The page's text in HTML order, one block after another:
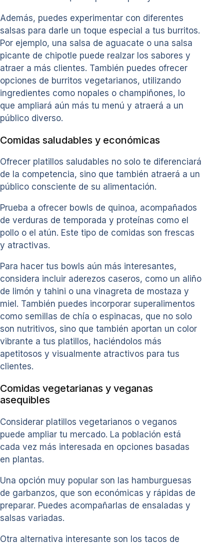
Además, puedes experimentar con diferentes
salsas para darle un toque especial a tus burritos.
Por ejemplo, una salsa de aguacate o una salsa
picante de chipotle puede realzar los sabores y
atraer a más clientes. También puedes ofrecer
opciones de burritos vegetarianos, utilizando
ingredientes como nopales o champiñones, lo
que ampliará aún más tu menú y atraerá a un
público diverso.
Comidas saludables y económicas
Ofrecer platillos saludables no solo te diferenciará
de la competencia, sino que también atraerá a un
público consciente de su alimentación.
Prueba a ofrecer bowls de quinoa, acompañados
de verduras de temporada y proteínas como el
pollo o el atún. Este tipo de comidas son frescas
y atractivas.
Para hacer tus bowls aún más interesantes,
considera incluir aderezos caseros, como un aliño
de limón y tahini o una vinagreta de mostaza y
miel. También puedes incorporar superalimentos
como semillas de chía o espinacas, que no solo
son nutritivos, sino que también aportan un color
vibrante a tus platillos, haciéndolos más
apetitosos y visualmente atractivos para tus
clientes.
Comidas vegetarianas y veganas
asequibles
Considerar platillos vegetarianos o veganos
puede ampliar tu mercado. La población está
cada vez más interesada en opciones basadas
en plantas.
Una opción muy popular son las hamburguesas
de garbanzos, que son económicas y rápidas de
preparar. Puedes acompañarlas de ensaladas y
salsas variadas.
Otra alternativa interesante son los tacos de